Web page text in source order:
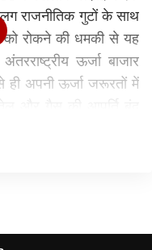
राजनीतिक गुटों के साथ
रोकने की धमकी से यह
ऊर्जा बाजार
अपनी ऊर्जा जरूरतों में
में दिए गए बयानों के